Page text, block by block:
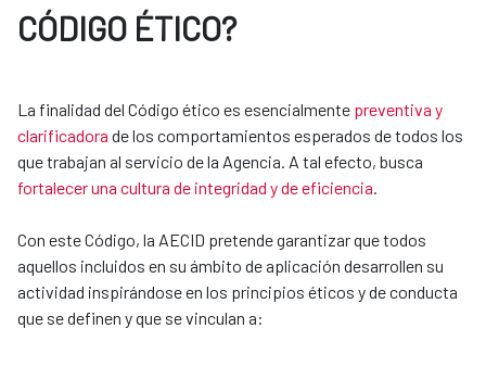
CÓDIGO ÉTICO?
La finalidad del Código ético es esencialmente preventiva y
clarificadora de los comportamientos esperados de todos los
que trabajan al servicio de la Agencia. A tal efecto, busca
fortalecer una cultura de integridad y de eficiencia.
Con este Código, la AECID pretende garantizar que todos
aquellos incluidos en su ámbito de aplicación desarrollen su
actividad inspirándose en los principios éticos y de conducta
que se definen y que se vinculan a: